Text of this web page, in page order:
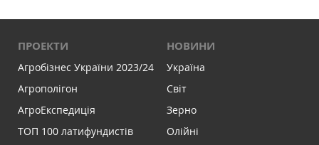
ПРОЕКТИ
Агробізнес України 2023/24
Агрополігон
АгроЕкспедиція
ТОП 100 латифундистів
НОВИНИ
Україна
Світ
Зерно
Олійні